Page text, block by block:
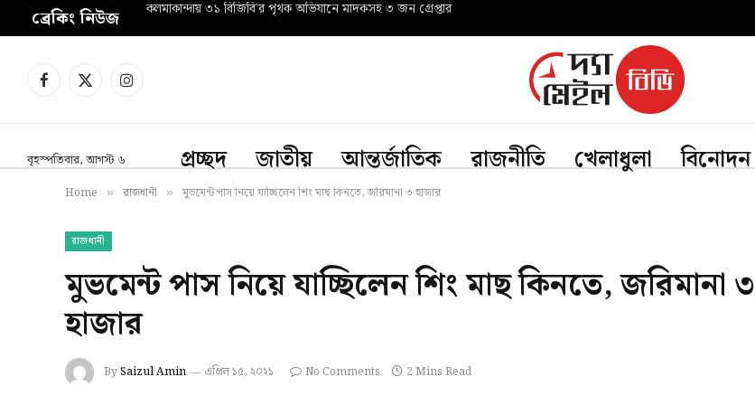
ব্রেকিং নিউজ কলমাকান্দায় ৩১ বিজিবি’র পৃথক অভিযানে মাদকসহ ৩ জন গ্রেপ্তার
Facebook
X
Instagram
বৃহস্পতিবার, আগস্ট ৬ প্রচ্ছদ জাতীয় আন্তর্জাতিক রাজনীতি খেলাধুলা বিনোদন
Home » রাজধানী » মুভমেন্ট পাস নিয়ে যাচ্ছিলেন শিং মাছ কিনতে, জরিমানা ৩ হাজার
রাজধানী
মুভমেন্ট পাস নিয়ে যাচ্ছিলেন শিং মাছ কিনতে, জরিমানা ৩
হাজার
BySaizul Amin এপ্রিল ১৫, ২০২১ No Comments 2 Mins Read